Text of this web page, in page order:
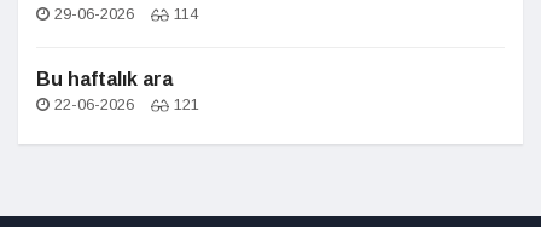
29-06-2026 114
Bu haftalık ara
22-06-2026 121